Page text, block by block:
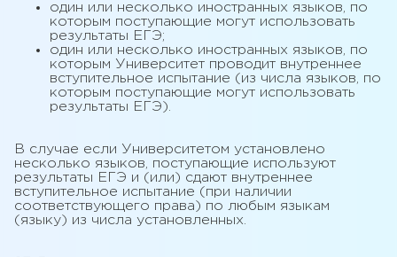
один или несколько иностранных языков, по
которым поступающие могут использовать
результаты ЕГЭ;
один или несколько иностранных языков, по
которым Университет проводит внутреннее
вступительное испытание (из числа языков, по
которым поступающие могут использовать
результаты ЕГЭ).
В случае если Университетом установлено
несколько языков, поступающие используют
результаты ЕГЭ и (или) сдают внутреннее
вступительное испытание (при наличии
соответствующего права) по любым языкам
(языку) из числа установленных.